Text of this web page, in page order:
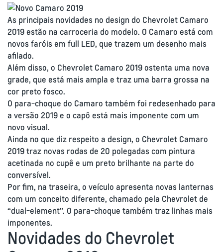
As principais novidades no design do Chevrolet Camaro
2019 estão na carroceria do modelo. O Camaro está com
novos faróis em full LED, que trazem um desenho mais
afilado.
Além disso, o Chevrolet Camaro 2019 ostenta uma nova
grade, que está mais ampla e traz uma barra grossa na
cor preto fosco.
O para-choque do Camaro também foi redesenhado para
a versão 2019 e o capô está mais imponente com um
novo visual.
Ainda no que diz respeito a design, o Chevrolet Camaro
2019 traz novas rodas de 20 polegadas com pintura
acetinada no cupê e um preto brilhante na parte do
conversível.
Por fim, na traseira, o veículo apresenta novas lanternas
com um conceito diferente, chamado pela Chevrolet de
“dual-element”. O para-choque também traz linhas mais
imponentes.
Novidades do Chevrolet